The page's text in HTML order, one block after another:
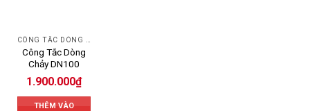
Công Tắc Dòng
Chảy DN100
1.900.000₫
THÊM VÀO